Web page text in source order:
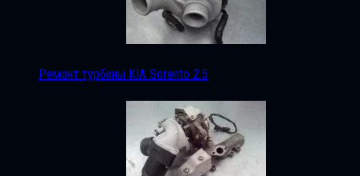
Ремонт турбины KIA Sorento 2.5